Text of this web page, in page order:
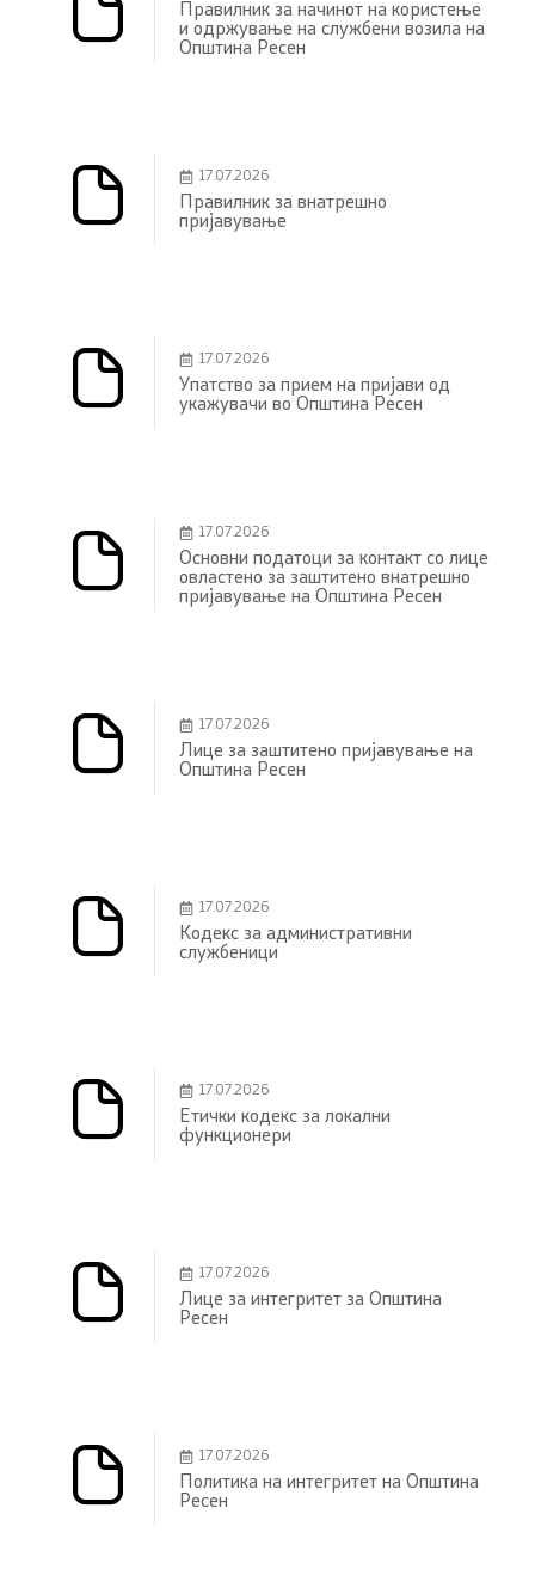
Правилник за начинот на користење
и одржување на службени возила на
Општина Ресен
17.07.2026
Правилник за внатрешно
пријавување
17.07.2026
Упатство за прием на пријави од
укажувачи во Општина Ресен
17.07.2026
Основни податоци за контакт со лице
овластено за заштитено внатрешно
пријавување на Општина Ресен
17.07.2026
Лице за заштитено пријавување на
Општина Ресен
17.07.2026
Кодекс за административни
службеници
17.07.2026
Етички кодекс за локални
функционери
17.07.2026
Лице за интегритет за Општина
Ресен
17.07.2026
Политика на интегритет на Општина
Ресен